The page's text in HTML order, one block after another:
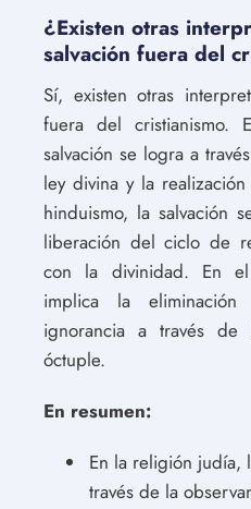
¿Existen otras
salvación fuera del
Sí, existen otras
fuera del
salvación se logra a
ley divina y la
hinduismo, la salvación
liberación del ciclo de
con la divinidad. En el
implica la
ignorancia a través
óctuple.
En resumen:
En la religión judía,
través de la